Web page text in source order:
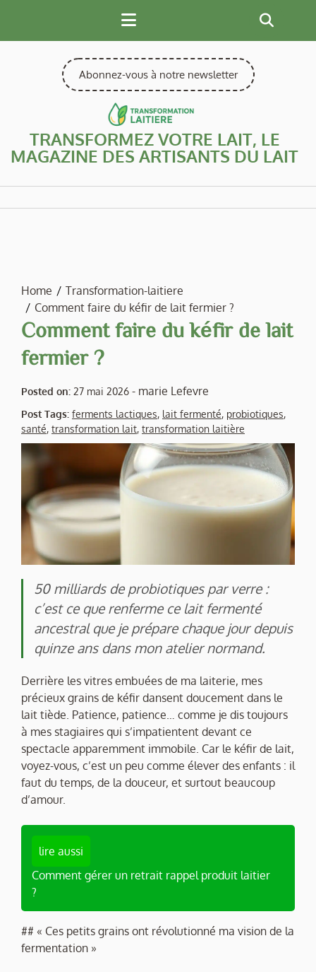
content
Abonnez-vous à notre newsletter
TRANSFORMEZ VOTRE LAIT, LE
MAGAZINE DES ARTISANTS DU LAIT
Home
Transformation-laitiere
Comment faire du kéfir de lait fermier ?
Comment faire du kéfir de lait
fermier ?
Posted on: 27 mai 2026 - marie Lefevre
Post Tags: ferments lactiques, lait fermenté, probiotiques,
santé, transformation lait, transformation laitière
50 milliards de probiotiques par verre :
c’est ce que renferme ce lait fermenté
ancestral que je prépare chaque jour depuis
quinze ans dans mon atelier normand.
Derrière les vitres embuées de ma laiterie, mes
précieux grains de kéfir dansent doucement dans le
lait tiède. Patience, patience… comme je dis toujours
à mes stagiaires qui s’impatientent devant ce
spectacle apparemment immobile. Car le kéfir de lait,
voyez-vous, c’est un peu comme élever des enfants : il
faut du temps, de la douceur, et surtout beaucoup
d’amour.
lire aussi
Comment gérer un retrait rappel produit laitier
?
## « Ces petits grains ont révolutionné ma vision de la
fermentation »